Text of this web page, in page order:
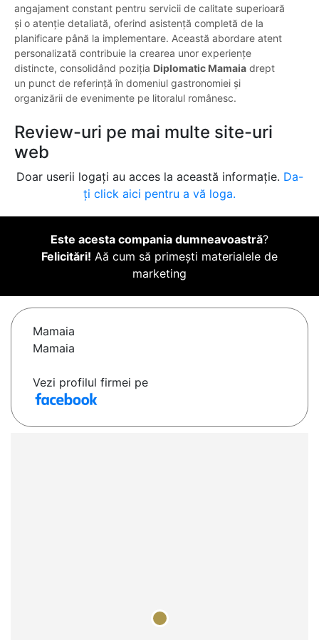
angajament constant pentru servicii de calitate superioară
și o atenție detaliată, oferind asistență completă de la
planificare până la implementare. Această abordare atent
personalizată contribuie la crearea unor experiențe
distincte, consolidând poziția Diplomatic Mamaia drept
un punct de referință în domeniul gastronomiei și
organizării de evenimente pe litoralul românesc.
Review-uri pe mai multe site-uri
web
Doar userii logați au acces la această informație. Da-
ți click aici pentru a vă loga.
Este acesta compania dumneavoastră?
Felicitări! Aă cum să primești materialele de
marketing
Mamaia
Mamaia
Vezi profilul firmei pe